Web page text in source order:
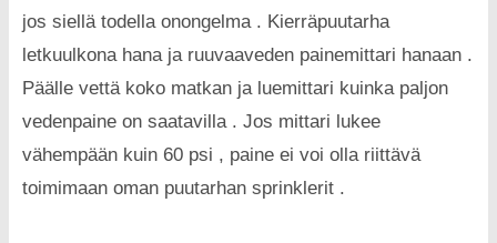
jos siellä todella onongelma . Kierräpuutarha
letkuulkona hana ja ruuvaaveden painemittari hanaan .
Päälle vettä koko matkan ja luemittari kuinka paljon
vedenpaine on saatavilla . Jos mittari lukee
vähempään kuin 60 psi , paine ei voi olla riittävä
toimimaan oman puutarhan sprinklerit .